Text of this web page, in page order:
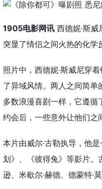
1905电影网讯 西德妮·斯
突显了情侣之间火热的化学
照片中，西德妮·斯威尼穿
了异域风情。两人之间简
多数浪漫喜剧一样，它遵
约会后，一些意外让他们之
本片由威尔·古勒执导，他
划》、《彼得兔》等影片。
逊、米歇尔·赫德、德蒙特·